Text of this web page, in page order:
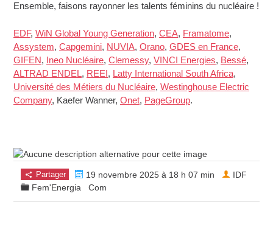
Ensemble, faisons rayonner les talents féminins du nucléaire !
EDF,WiN Global Young Generation,CEA, Framatome,
Assystem,Capgemini, NUVIA,Orano,GDES en France,
GIFEN, Ineo Nucléaire,Clemessy,VINCI Energies, Bessé,
ALTRAD ENDEL, REEI, Latty International South Africa,
Université des Métiers du Nucléaire,Westinghouse Electric
Company, Kaefer Wanner,Onet, PageGroup.
Partager
19 novembre 2025 à 18 h 07 min
Fem'Energia
IDF
Com